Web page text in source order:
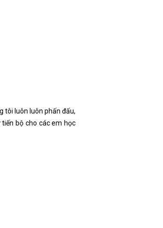
tôi luôn luôn phấn đấu,
bộ cho các em học